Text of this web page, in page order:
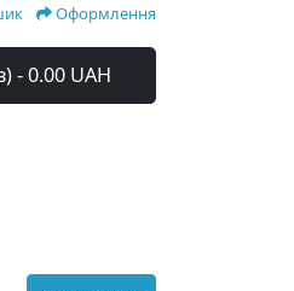
Оформлення
- 0.00 UAH